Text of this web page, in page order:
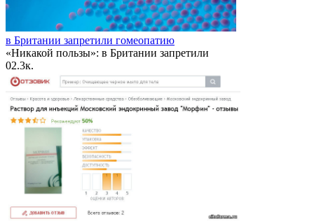
в Британии запретили гомеопатию
«Никакой пользы»: в Британии запретили
02.3к.